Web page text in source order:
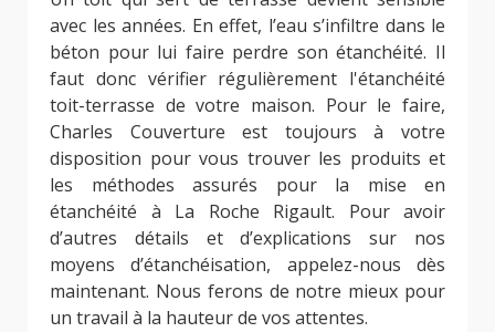
avec les années. En effet, l’eau s’infiltre dans le
béton pour lui faire perdre son étanchéité. Il
faut donc vérifier régulièrement l'étanchéité
toit-terrasse de votre maison. Pour le faire,
Charles Couverture est toujours à votre
disposition pour vous trouver les produits et
les méthodes assurés pour la mise en
étanchéité à La Roche Rigault. Pour avoir
d’autres détails et d’explications sur nos
moyens d’étanchéisation, appelez-nous dès
maintenant. Nous ferons de notre mieux pour
un travail à la hauteur de vos attentes.